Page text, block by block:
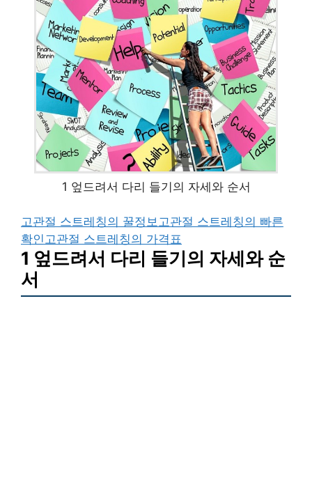
1 엎드려서 다리 들기의 자세와 순서
고관절 스트레칭의 꿀정보 고관절 스트레칭의 빠른
확인 고관절 스트레칭의 가격표
1 엎드려서 다리 들기의 자세와 순
서